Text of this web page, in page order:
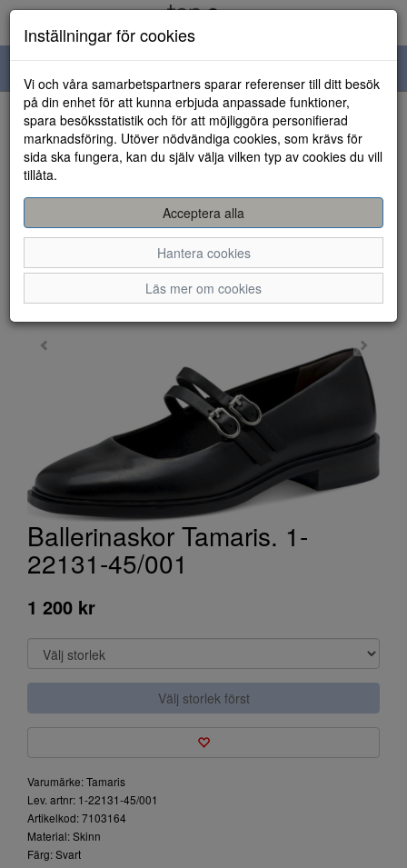
navigation
HEM
Ballerinaskor Tamaris. 1-
22131-45/001
1 200 kr
Välj storlek först
Varumärke: Tamaris
Lev. artnr: 1-22131-45/001
Artikelkod: 7103164
Material: Skinn
Färg: Svart
Inställningar för cookies
Vi och våra samarbetspartners sparar referenser till ditt besök
på din enhet för att kunna erbjuda anpassade funktioner,
spara besöksstatistik och för att möjliggöra personifierad
marknadsföring. Utöver nödvändiga cookies, som krävs för
sida ska fungera, kan du själv välja vilken typ av cookies du vill
tillåta.
Acceptera alla
Hantera cookies
Läs mer om cookies